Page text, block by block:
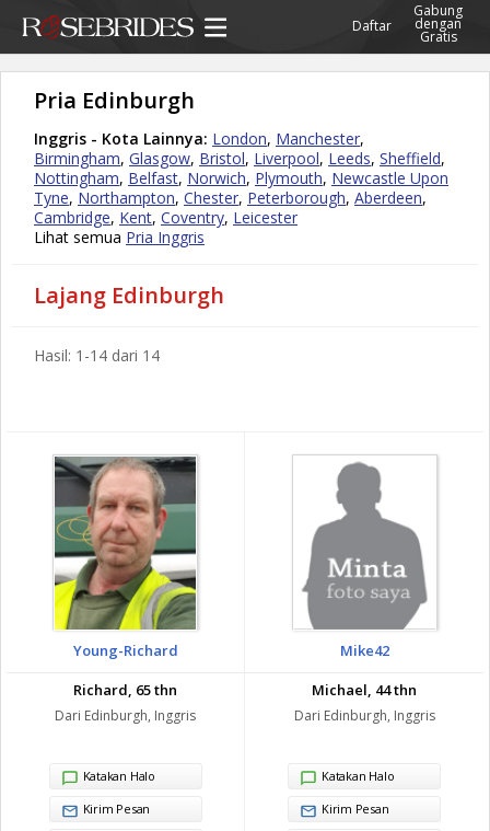
Daftar
Gabung
dengan
Gratis
Pria Edinburgh
Inggris - Kota Lainnya: London, Manchester,
Birmingham, Glasgow, Bristol, Liverpool, Leeds, Sheffield,
Nottingham, Belfast, Norwich, Plymouth, Newcastle Upon
Tyne, Northampton, Chester, Peterborough, Aberdeen,
Cambridge, Kent, Coventry, Leicester
Lihat semua Pria Inggris
Lajang Edinburgh
Hasil: 1-14 dari 14
Young-Richard
Richard, 65 thn
Dari Edinburgh, Inggris
Katakan Halo
Kirim Pesan
Mike42
Michael, 44 thn
Dari Edinburgh, Inggris
Katakan Halo
Kirim Pesan